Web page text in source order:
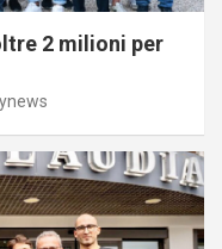
2 milioni per